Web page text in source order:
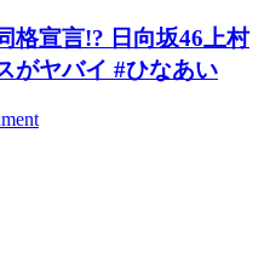
格宣言!? 日向坂46上村
がヤバイ #ひなあい